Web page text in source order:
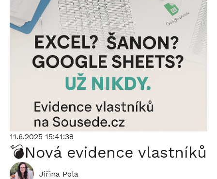
💣Nová evidence vlastníků
Jiřina Pola
11.6.2025 15:41:38